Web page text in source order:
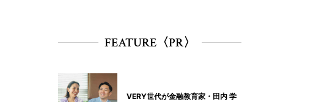
FEATURE〈PR〉
VERY世代が金融教育家・田内 学